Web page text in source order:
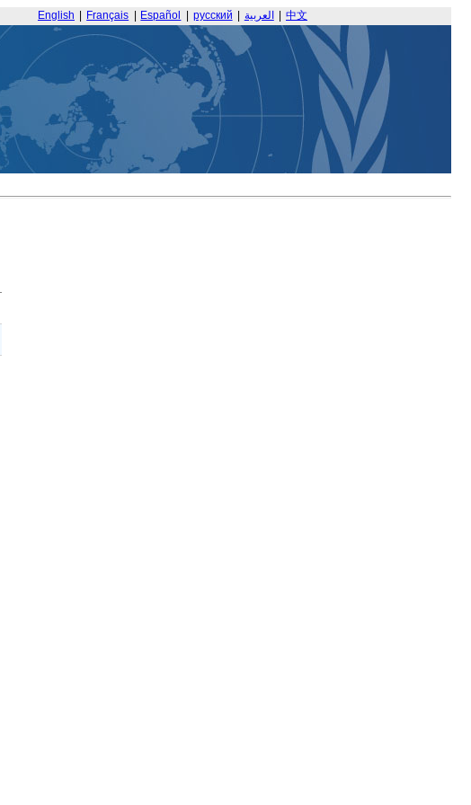
English Français Español русский العربية 中文